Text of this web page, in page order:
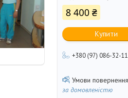
8 400 ₴
Купити
+380 (97) 086-32-11
за домовленістю